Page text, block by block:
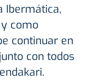
Ibermática,
y como
continuar en
con todos